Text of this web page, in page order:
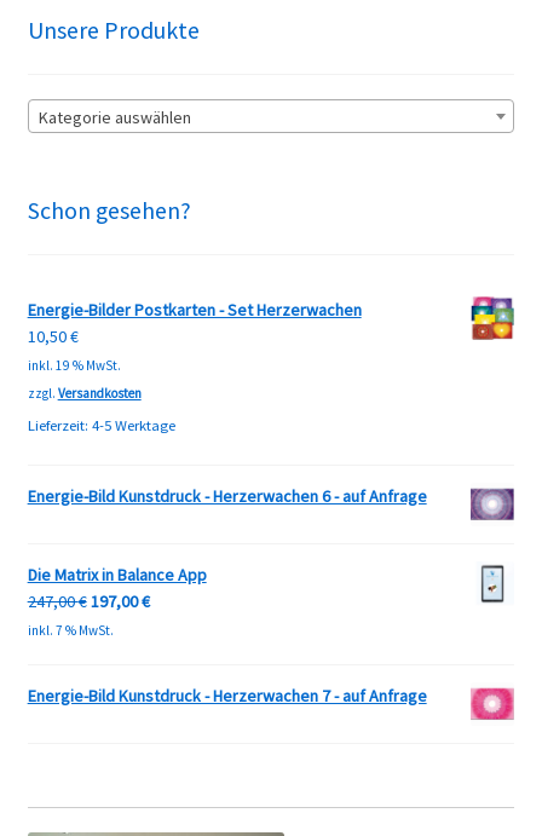
Unsere Produkte
Kategorie auswählen
Schon gesehen?
Energie-Bilder Postkarten - Set Herzerwachen
10,50€
inkl. 19 % MwSt.
zzgl. Versandkosten
Lieferzeit: 4-5 Werktage
Energie-Bild Kunstdruck - Herzerwachen 6 - auf Anfrage
Die Matrix in Balance App
247,00€Ursprünglicher
Preis
197,00€Aktueller
inkl. 7 % MwSt.
Energie-Bild Kunstdruck - Herzerwachen 7 - auf Anfrage